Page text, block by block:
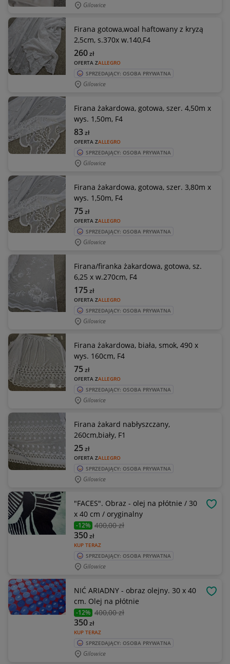
Gilowice
Firana gotowa,woal haftowany z kryzą
2,5cm, s.370x w.140,F4
OFERTA ZALLEGRO
260zł
SPRZEDAJĄCY: OSOBA PRYWATNA
Gilowice
Firana żakardowa, gotowa, szer. 4,50m x
wys. 1,50m, F4
OFERTA ZALLEGRO
83zł
SPRZEDAJĄCY: OSOBA PRYWATNA
Gilowice
Firana żakardowa, gotowa, szer. 3,80m x
wys. 1,50m, F4
OFERTA ZALLEGRO
75zł
SPRZEDAJĄCY: OSOBA PRYWATNA
Gilowice
Firana/firanka żakardowa, gotowa, sz.
6,25 x w.270cm, F4
OFERTA ZALLEGRO
175zł
SPRZEDAJĄCY: OSOBA PRYWATNA
Gilowice
Firana żakardowa, biała, smok, 490 x
wys. 160cm, F4
OFERTA ZALLEGRO
75zł
SPRZEDAJĄCY: OSOBA PRYWATNA
Gilowice
Firana żakard nabłyszczany,
260cm,biały, F1
OFERTA ZALLEGRO
25zł
SPRZEDAJĄCY: OSOBA PRYWATNA
Gilowice
"FACES". Obraz - olej na płótnie / 30
x 40 cm / oryginalny
-12% 400,00 zł
KUP TERAZ
350zł
SPRZEDAJĄCY: OSOBA PRYWATNA
Gilowice
NIĆ ARIADNY - obraz olejny. 30 x 40
cm. Olej na płótnie
-12% 400,00 zł
KUP TERAZ
350zł
SPRZEDAJĄCY: OSOBA PRYWATNA
Gilowice